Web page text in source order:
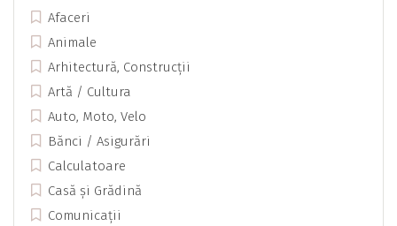
Afaceri
Animale
Arhitectură, Construcții
Artă / Cultura
Auto, Moto, Velo
Bănci / Asigurări
Calculatoare
Casă și Grădină
Comunicații